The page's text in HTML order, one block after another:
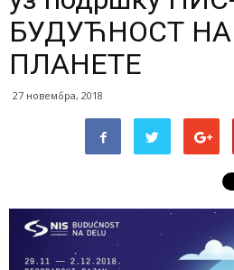
БУДУЋНОСТ
ПЛАНЕТЕ
27 новембра, 2018